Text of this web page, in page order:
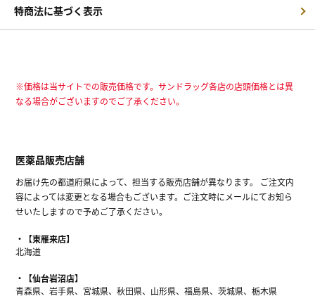
特商法に基づく表示
※価格は当サイトでの販売価格です。サンドラッグ各店の店頭価格とは異
なる場合がございますのでご了承ください。
医薬品販売店舗
お届け先の都道府県によって、担当する販売店舗が異なります。 ご注文内
容によっては変更となる場合もございます。ご注文時にメールにてお知ら
せいたしますので予めご了承ください。
【東雁来店】
北海道
【仙台岩沼店】
青森県、岩手県、宮城県、秋田県、山形県、福島県、茨城県、栃木県